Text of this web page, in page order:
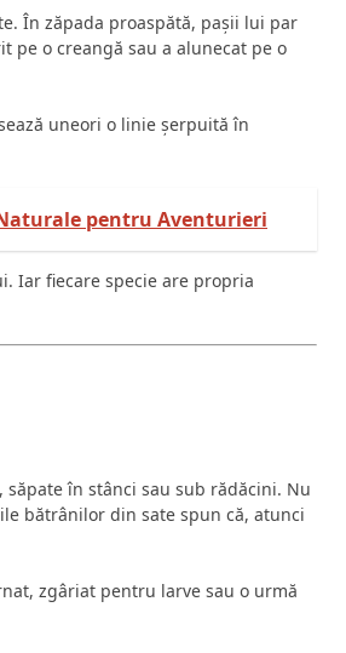
În zăpada proaspătă, pașii lui par
pe o creangă sau a alunecat pe o
uneori o linie șerpuită în
pentru Aventurieri
Iar fiecare specie are propria
în stânci sau sub rădăcini. Nu
bătrânilor din sate spun că, atunci
zgâriat pentru larve sau o urmă